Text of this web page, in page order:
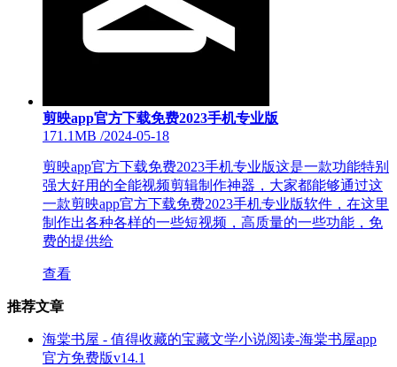
剪映app官方下载免费2023手机专业版
171.1MB /2024-05-18
剪映app官方下载免费2023手机专业版这是一款功能特别
强大好用的全能视频剪辑制作神器，大家都能够通过这
一款剪映app官方下载免费2023手机专业版软件，在这里
制作出各种各样的一些短视频，高质量的一些功能，免
费的提供给
查看
推荐文章
海棠书屋 - 值得收藏的宝藏文学小说阅读-海棠书屋app
官方免费版v14.1